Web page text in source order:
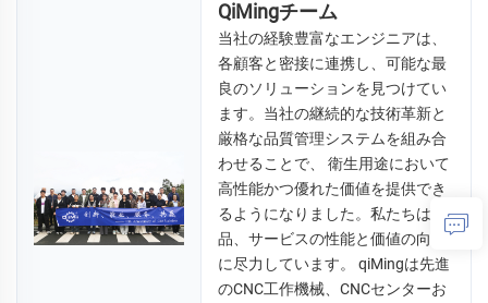
QiMingチーム
当社の経験豊富なエンジニアは、
各顧客と密接に連携し、可能な最
良のソリューションを見つけてい
ます。当社の継続的な技術革新と
厳格な品質管理システムを組み合
わせることで、 衛生用途において
高性能かつ優れた価値を提供でき
るようになりました。私たちは製
品、サービスの性能と価値の向上
に尽力しています。 qiMingは先進
のCNC工作機械、CNCセンターお